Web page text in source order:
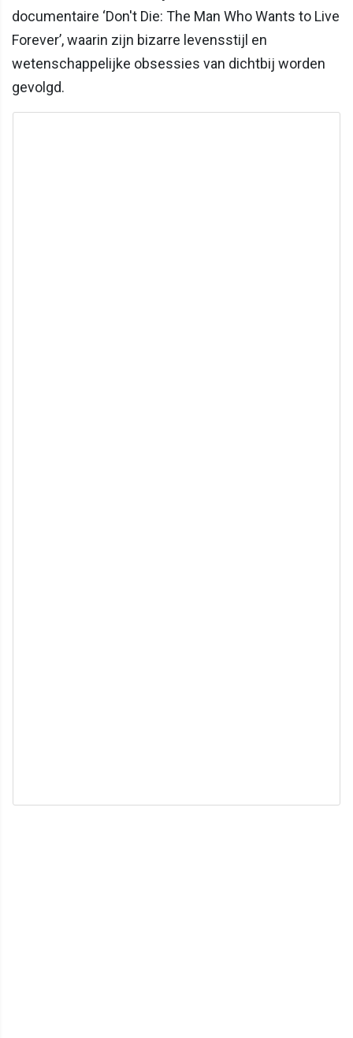
documentaire ‘Don't Die: The Man Who Wants to Live
Forever’, waarin zijn bizarre levensstijl en
wetenschappelijke obsessies van dichtbij worden
gevolgd.